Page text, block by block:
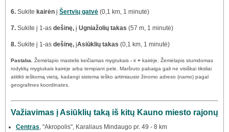
6. Sukite kairėn į Šertvių gatvė (0,1 km, 1 minutė)
7. Sukite į 1-as dešinę, į Ugniažolių takas (57 m, 1 minutė)
8. Sukite į 1-as dešinę, įAsiūklių takas (0,1 km, 1 minutė)
Pastaba. Žemėlapio mastelis keičiamas mygtukais - ir+ kairėje. Žemėlapis stumdomas
rodyklių mygtukais kairėje arba tempiant pele. Maršruto pabaiga gali ne visiškai tiksliai
atitikti ieškomą vietą, kadangi sistema ieško artimiausio žinomo adreso (namo) pagal
geografines koordinates.
Važiavimas į Asiūklių taką iš kitų Kauno miesto rajonų
Centras , "Akropolis", Karaliaus Mindaugo pr. 49 - 8 km